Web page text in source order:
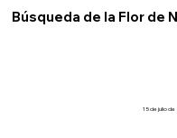
Búsqueda de la Flor de
15 de julio